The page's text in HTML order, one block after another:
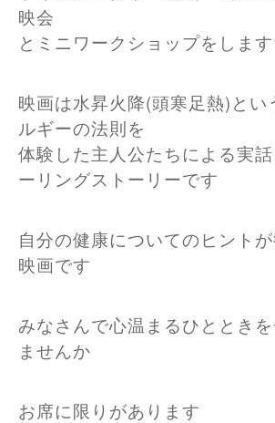
映会
とミニワークショップをします
映画は水昇火降(頭寒足熱)とい
ルギーの法則を
体験した主人公たちによる実
ーリングストーリーです
自分の健康についてのヒント
映画です
みなさんで心温まるひととき
ませんか
お席に限りがあります